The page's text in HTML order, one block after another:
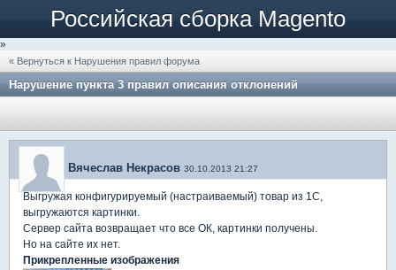
Российская сборка Magento
»
« Вернуться к Нарушения правил форума
Нарушение пункта 3 правил описания отклонений
Вячеслав Некрасов 30.10.2013 21:27
Выгружая конфигурируемый (настраиваемый) товар из 1С,
выгружаются картинки.
Сервер сайта возвращает что все ОК, картинки получены.
Но на сайте их нет.
Прикрепленные изображения